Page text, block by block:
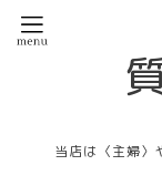
当店は〈主婦〉